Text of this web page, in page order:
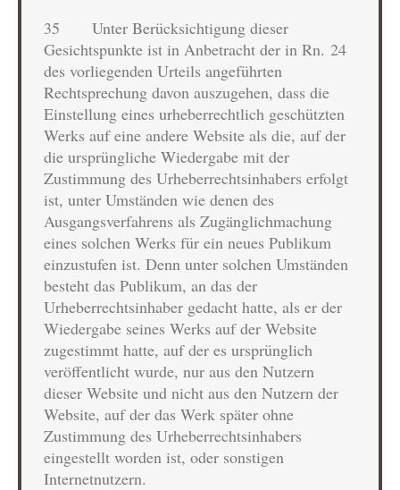
35 Unter Berücksichtigung dieser
Gesichtspunkte ist in Anbetracht der in Rn. 24
des vorliegenden Urteils angeführten
Rechtsprechung davon auszugehen, dass die
Einstellung eines urheberrechtlich geschützten
Werks auf eine andere Website als die, auf der
die ursprüngliche Wiedergabe mit der
Zustimmung des Urheberrechtsinhabers erfolgt
ist, unter Umständen wie denen des
Ausgangsverfahrens als Zugänglichmachung
eines solchen Werks für ein neues Publikum
einzustufen ist. Denn unter solchen Umständen
besteht das Publikum, an das der
Urheberrechtsinhaber gedacht hatte, als er der
Wiedergabe seines Werks auf der Website
zugestimmt hatte, auf der es ursprünglich
veröffentlicht wurde, nur aus den Nutzern
dieser Website und nicht aus den Nutzern der
Website, auf der das Werk später ohne
Zustimmung des Urheberrechtsinhabers
eingestellt worden ist, oder sonstigen
Internetnutzern.